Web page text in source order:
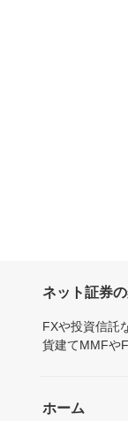
ネット証券
FXや投資信託
貨建てMMFや
ホーム